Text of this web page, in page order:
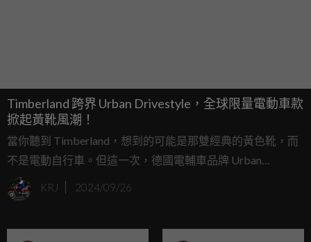
Timberland 跨界 Urban Drivestyle，全球限量電動車款
掀起黃靴風潮！
當你聽到 Timberland，想到的可能是那雙經典的黃色靴，而
不是電動自行車。但這一次，德國電輔車品牌 Urban
Drivestyle 決定顛覆你的想像，與 Timberland 攜手推出限量
聯名電動自行車 Unimoke MK，全球僅限量 51 輛，讓電動車
KRJ 2024/09/26